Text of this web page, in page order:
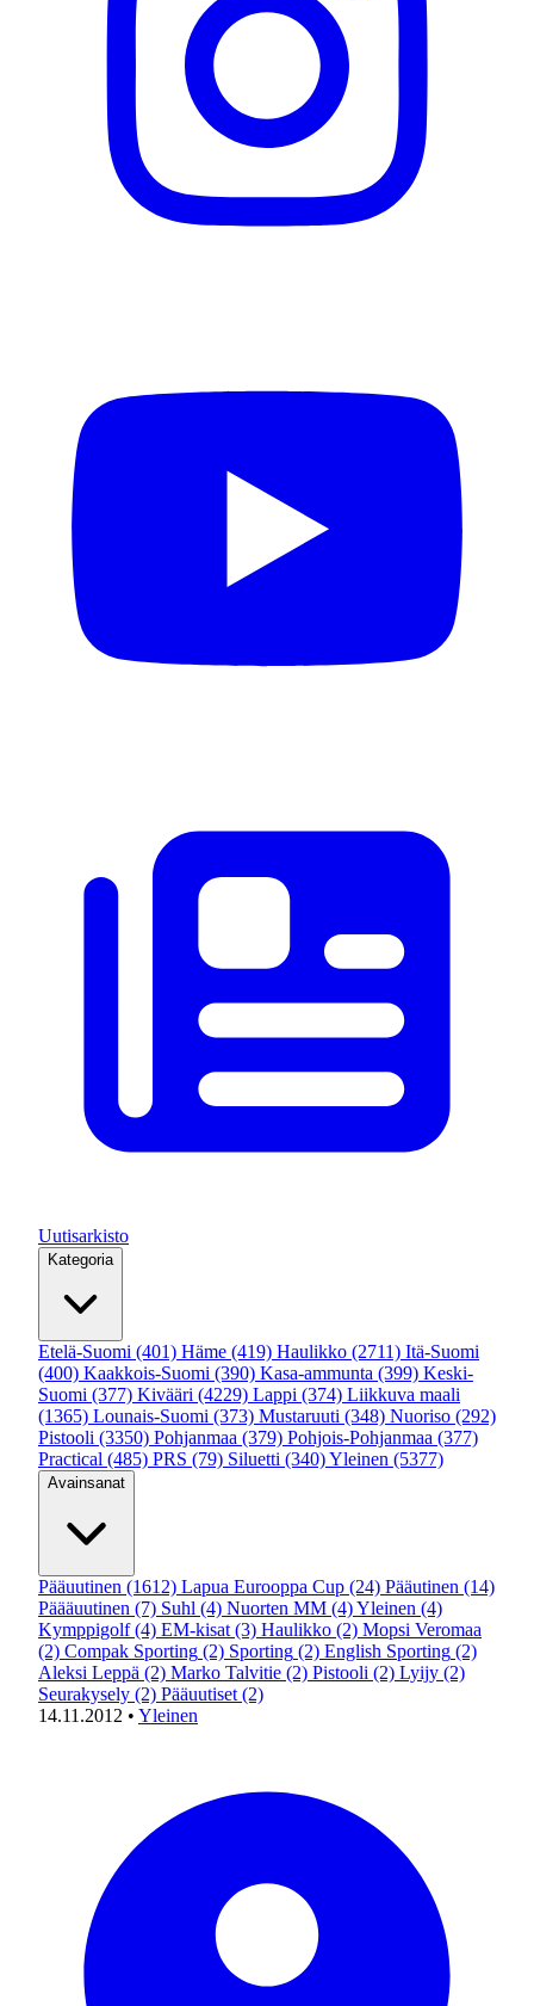
Uutisarkisto
Kategoria
Etelä-Suomi (401) Häme (419) Haulikko (2711) Itä-Suomi
(400) Kaakkois-Suomi (390) Kasa-ammunta (399) Keski-
Suomi (377) Kivääri (4229) Lappi (374) Liikkuva maali
(1365) Lounais-Suomi (373) Mustaruuti (348) Nuoriso (292)
Pistooli (3350) Pohjanmaa (379) Pohjois-Pohjanmaa (377)
Practical (485) PRS (79) Siluetti (340)Yleinen (5377)
Avainsanat
Pääuutinen (1612) Lapua Eurooppa Cup (24) Pääutinen (14)
Päääuutinen (7) Suhl (4) Nuorten MM (4)Yleinen (4)
Kymppigolf (4) EM-kisat (3) Haulikko (2) Mopsi Veromaa
(2) Compak Sporting (2) Sporting (2) English Sporting (2)
Aleksi Leppä (2) Marko Talvitie (2) Pistooli (2) Lyijy (2)
Seurakysely (2) Pääuutiset (2)
14.11.2012 • Yleinen